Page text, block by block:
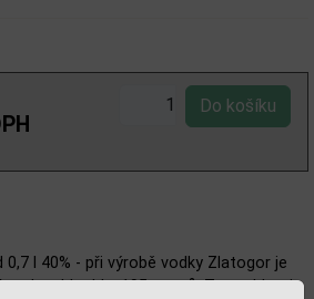
l 40% - při výrobě vodky Zlatogor je
z hloubky 195 metrů. Tyto oblasti